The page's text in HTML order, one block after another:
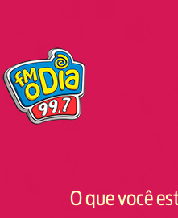
O que você